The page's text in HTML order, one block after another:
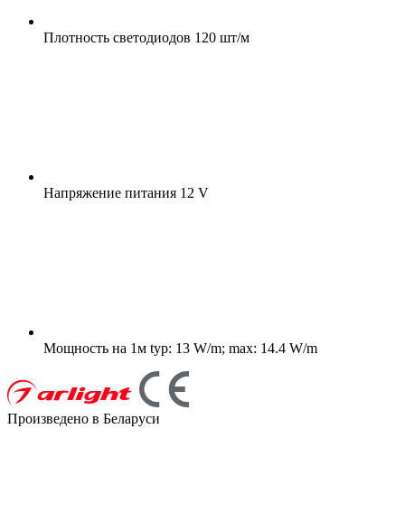
Плотность светодиодов 120 шт/м
Напряжение питания 12 V
Мощность на 1м typ: 13 W/m; max: 14.4 W/m
Произведено в Беларуси